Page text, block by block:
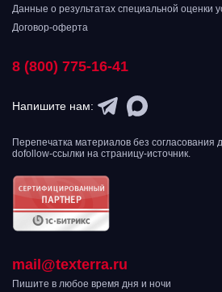
Данные о результатах специальной оценки
Договор-оферта
8 (800) 775-16-41
Напишите нам:
Перепечатка материалов без согласования
dofollow-ссылки на страницу-источник.
mail@texterra.ru
Пишите в любое время дня и ночи